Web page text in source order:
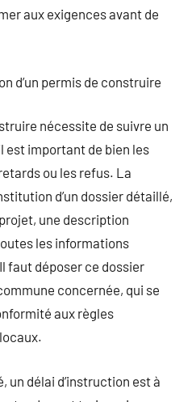
aux exigences avant de
d’un permis de construire
nécessite de suivre un
est important de bien les
ou les refus. La
d’un dossier détaillé,
une description
les informations
faut déposer ce dossier
concernée, qui se
aux règles
un délai d’instruction est à